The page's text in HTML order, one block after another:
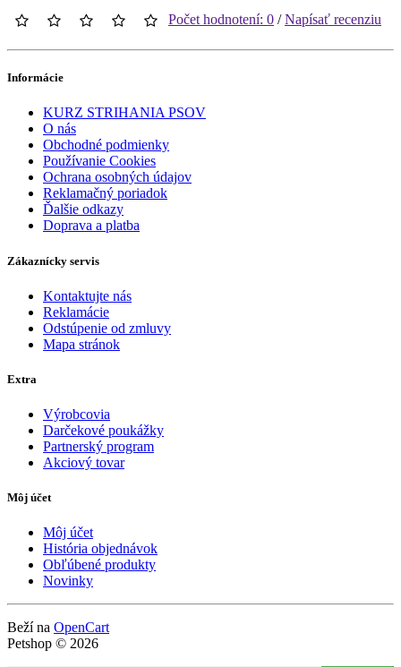
Počet hodnotení: 0 /Napísať recenziu
Informácie
KURZ STRIHANIA PSOV
O nás
Obchodné podmienky
Používanie Cookies
Ochrana osobných údajov
Reklamačný poriadok
Ďalšie odkazy
Doprava a platba
Zákaznícky servis
Kontaktujte nás
Reklamácie
Odstúpenie od zmluvy
Mapa stránok
Extra
Výrobcovia
Darčekové poukážky
Partnerský program
Akciový tovar
Môj účet
Môj účet
História objednávok
Obľúbené produkty
Novinky
Beží na OpenCart
Petshop © 2026